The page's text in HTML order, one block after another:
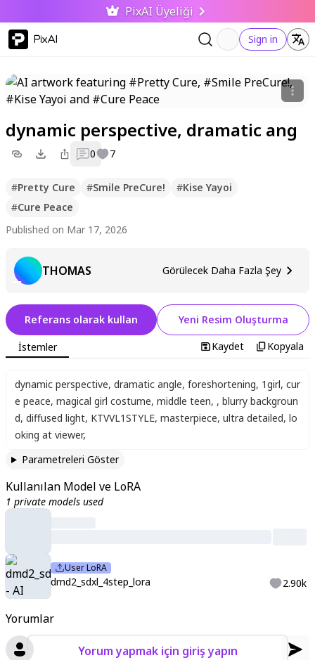
PixAI Üyeliği
PixAI Sign in
dynamic perspective, dramatic ang
0 7
#Pretty Cure #Smile PreCure! #Kise Yayoi
#Cure Peace
Published on Mar 17, 2026
THOMAS Görülecek Daha Fazla Şey
Yorumlar
Yorum yapmak için giriş yapın
Referans olarak kullan Yeni Resim Oluşturma
İstemler Kaydet Kopyala
dynamic perspective, dramatic angle, foreshortening, 1girl, cur
e peace, magical girl costume, middle teen, , blurry backgroun
d, diffused light, KTVVL1STYLE, masterpiece, ultra detailed, lo
oking at viewer,
Parametreleri Göster
Kullanılan Model ve LoRA
1 private models used
User LoRA
dmd2_sdxl_4step_lora 2.90k